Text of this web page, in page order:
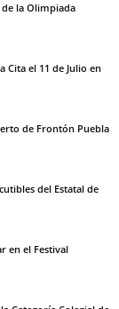
de la Olimpiada
Cita el 11 de Julio en
de Frontón Puebla
del Estatal de
en el Festival